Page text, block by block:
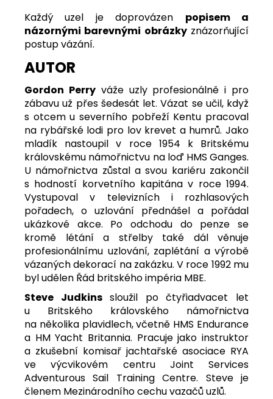
Každý uzel je doprovázen popisem a
názornými barevnými obrázkyznázorňující
postup vázání.
AUTOR
Gordon Perryváže uzly profesionálně i pro
zábavu už přes šedesát let. Vázat se učil, když
s otcem u severního pobřeží Kentu pracoval
na rybářské lodi pro lov krevet a humrů. Jako
mladík nastoupil v roce 1954 k Britskému
královskému námořnictvu na loď HMS Ganges.
U námořnictva zůstal a svou kariéru zakončil
s hodností korvetního kapitána v roce 1994.
Vystupoval v televizních i rozhlasových
pořadech, o uzlování přednášel a pořádal
ukázkové akce. Po odchodu do penze se
kromě létání a střelby také dál věnuje
profesionálnímu uzlování, zaplétání a výrobě
vázaných dekorací na zakázku. V roce 1992 mu
byl udělen Řád britského impéria MBE.
Steve Judkinssloužil po čtyřiadvacet let
u Britského královského námořnictva
na několika plavidlech, včetně HMS Endurance
a HM Yacht Britannia. Pracuje jako instruktor
a zkušební komisař jachtařské asociace RYA
ve výcvikovém centru Joint Services
Adventurous Sail Training Centre. Steve je
členem Mezinárodního cechu vazačů uzlů.